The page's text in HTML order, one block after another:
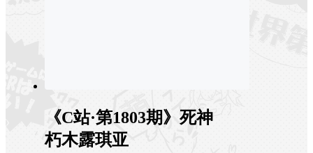
《C站·第1803期》死神
朽木露琪亚